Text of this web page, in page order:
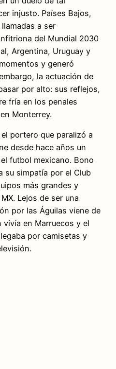
injusto. Países Bajos,
a ser
del Mundial 2030
Argentina, Uruguay y
y generó
la actuación de
por alto: sus reflejos,
fría en los penales
Monterrey.
portero que paralizó a
desde hace años un
futbol mexicano. Bono
su simpatía por el Club
más grandes y
Lejos de ser una
por las Águilas viene de
en Marruecos y el
por camisetas y